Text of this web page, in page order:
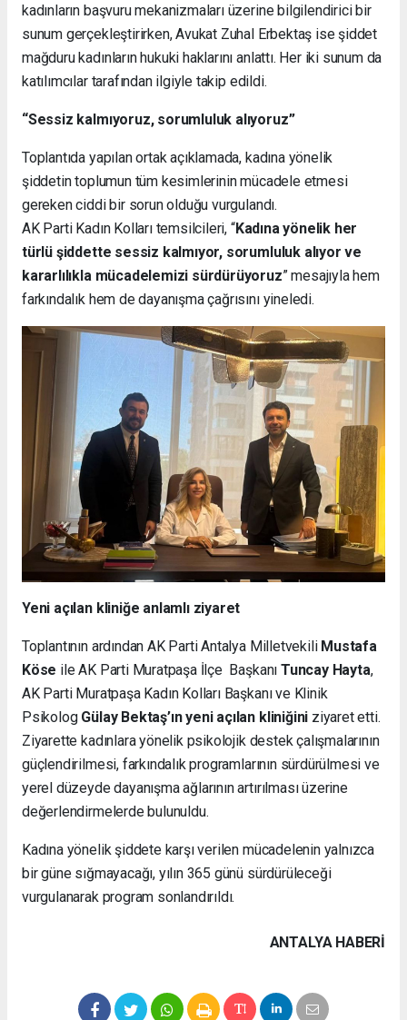
kadınların başvuru mekanizmaları üzerine bilgilendirici bir
sunum gerçekleştirirken, Avukat Zuhal Erbektaş ise şiddet
mağduru kadınların hukuki haklarını anlattı. Her iki sunum da
katılımcılar tarafından ilgiyle takip edildi.
“Sessiz kalmıyoruz, sorumluluk alıyoruz”
Toplantıda yapılan ortak açıklamada, kadına yönelik
şiddetin toplumun tüm kesimlerinin mücadele etmesi
gereken ciddi bir sorun olduğu vurgulandı.
AK Parti Kadın Kolları temsilcileri, “Kadına yönelik her
türlü şiddette sessiz kalmıyor, sorumluluk alıyor ve
kararlılıkla mücadelemizi sürdürüyoruz” mesajıyla hem
farkındalık hem de dayanışma çağrısını yineledi.
Yeni açılan kliniğe anlamlı ziyaret
Toplantının ardından AK Parti Antalya Milletvekili Mustafa
Köse ile AK Parti Muratpaşa İlçe Başkanı Tuncay Hayta,
AK Parti Muratpaşa Kadın Kolları Başkanı ve Klinik
Psikolog Gülay Bektaş’ın yeni açılan kliniğini ziyaret etti.
Ziyarette kadınlara yönelik psikolojik destek çalışmalarının
güçlendirilmesi, farkındalık programlarının sürdürülmesi ve
yerel düzeyde dayanışma ağlarının artırılması üzerine
değerlendirmelerde bulunuldu.
Kadına yönelik şiddete karşı verilen mücadelenin yalnızca
bir güne sığmayacağı, yılın 365 günü sürdürüleceği
vurgulanarak program sonlandırıldı.
ANTALYA HABERİ